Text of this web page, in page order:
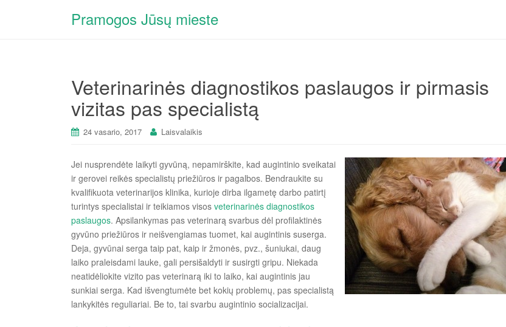
Pramogos Jūsų mieste
Veterinarinės diagnostikos paslaugos ir pirmasis
vizitas pas specialistą
24 vasario, 2017 Laisvalaikis
Jei nusprendėte laikyti gyvūną, nepamirškite, kad augintinio sveikatai
ir gerovei reikės specialistų priežiūros ir pagalbos. Bendraukite su
kvalifikuota veterinarijos klinika, kurioje dirba ilgametę darbo patirtį
turintys specialistai ir teikiamos visos veterinarinės diagnostikos
paslaugos. Apsilankymas pas veterinarą svarbus dėl profilaktinės
gyvūno priežiūros ir neišvengiamas tuomet, kai augintinis suserga.
Deja, gyvūnai serga taip pat, kaip ir žmonės, pvz., šuniukai, daug
laiko praleisdami lauke, gali persišaldyti ir susirgti gripu. Niekada
neatidėliokite vizito pas veterinarą iki to laiko, kai augintinis jau
sunkiai serga. Kad išvengtumėte bet kokių problemų, pas specialistą
lankykitės reguliariai. Be to, tai svarbu augintinio socializacijai.